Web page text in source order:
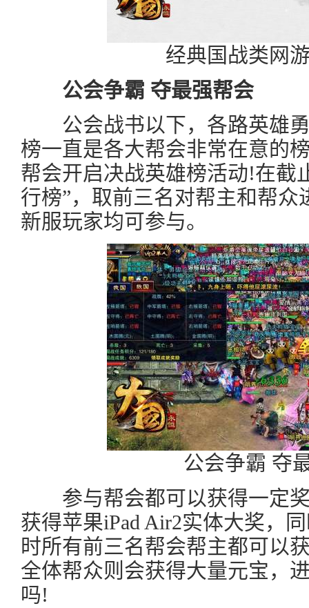
经典国战类网
公会争霸 夺最强帮会
公会战书以下，各路英雄勇
榜一直是各大帮会非常在意的
帮会开启决战英雄榜活动!在截
行榜”，取前三名对帮主和帮
新服玩家均可参与。
公会争霸 夺
参与帮会都可以获得一定奖
获得苹果iPad Air2实体大奖，
时所有前三名帮会帮主都可以
全体帮众则会获得大量元宝，
吗!